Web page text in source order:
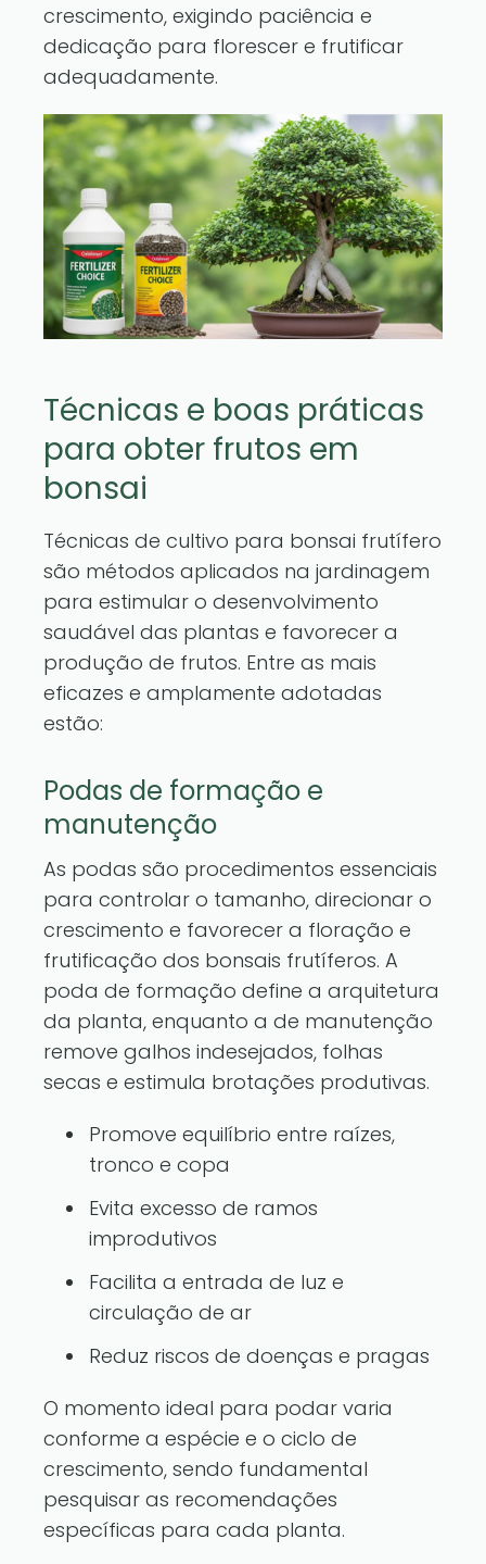
crescimento, exigindo paciência e
dedicação para florescer e frutificar
adequadamente.
Técnicas e boas práticas
para obter frutos em
bonsai
Técnicas de cultivo para bonsai frutífero
são métodos aplicados na jardinagem
para estimular o desenvolvimento
saudável das plantas e favorecer a
produção de frutos. Entre as mais
eficazes e amplamente adotadas
estão:
Podas de formação e
manutenção
As podas são procedimentos essenciais
para controlar o tamanho, direcionar o
crescimento e favorecer a floração e
frutificação dos bonsais frutíferos. A
poda de formação define a arquitetura
da planta, enquanto a de manutenção
remove galhos indesejados, folhas
secas e estimula brotações produtivas.
Promove equilíbrio entre raízes,
tronco e copa
Evita excesso de ramos
improdutivos
Facilita a entrada de luz e
circulação de ar
Reduz riscos de doenças e pragas
O momento ideal para podar varia
conforme a espécie e o ciclo de
crescimento, sendo fundamental
pesquisar as recomendações
específicas para cada planta.